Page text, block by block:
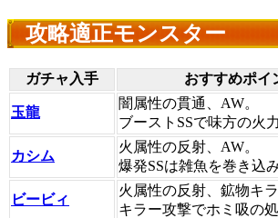
攻略適正モンスター
ガチャ入手 おすすめポイ
玉龍
闇属性の貫通、AW。
ブーストSSで味方の火
カシム
火属性の反射、AW。
爆発SSは雑魚を巻き込
ビービィ
火属性の反射、鉱物キ
キラー攻撃でホミ吸の